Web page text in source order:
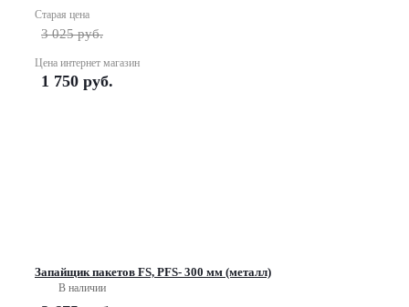
Старая цена
3 025руб.
Цена интернет магазин
1 750 руб.
Запайщик пакетов FS, PFS- 300 мм (металл)
В наличии